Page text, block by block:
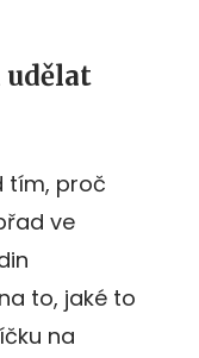
udělat
tím, proč
ve
to, jaké to
na